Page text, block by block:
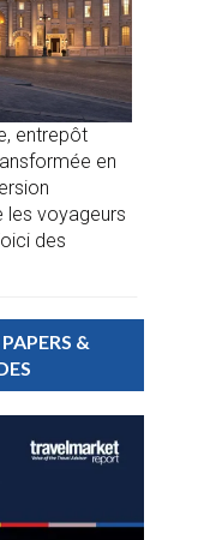
entrepôt
en
les voyageurs
des
&